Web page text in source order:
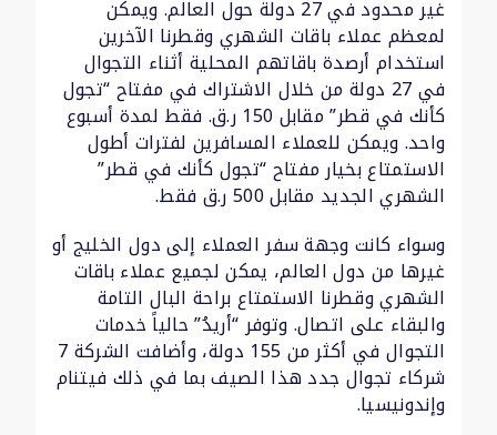
غير محدود في 27 دولة حول العالم. ويمكن
لمعظم عملاء باقات الشهري وقطرنا الآخرين
استخدام أرصدة باقاتهم المحلية أثناء التجوال
في 27 دولة من خلال الاشتراك في مفتاح “تجول
كأنك في قطر” مقابل 150 ر.ق. فقط لمدة أسبوع
واحد. ويمكن للعملاء المسافرين لفترات أطول
الاستمتاع بخيار مفتاح “تجول كأنك في قطر”
الشهري الجديد مقابل 500 ر.ق فقط.
وسواء كانت وجهة سفر العملاء إلى دول الخليج أو
غيرها من دول العالم، يمكن لجميع عملاء باقات
الشهري وقطرنا الاستمتاع براحة البال التامة
والبقاء على اتصال. وتوفر “أريدُ” حالياً خدمات
التجوال في أكثر من 155 دولة، وأضافت الشركة 7
شركاء تجوال جدد هذا الصيف بما في ذلك فيتنام
وإندونيسيا.